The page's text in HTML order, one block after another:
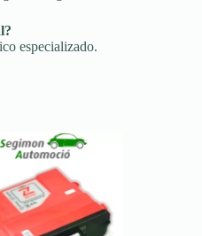
especializado.